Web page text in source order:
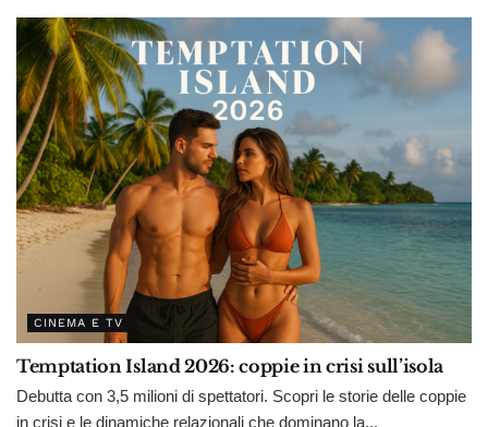
CINEMA E TV
Temptation Island 2026: coppie in crisi sull’isola
Debutta con 3,5 milioni di spettatori. Scopri le storie delle coppie
in crisi e le dinamiche relazionali che dominano la...